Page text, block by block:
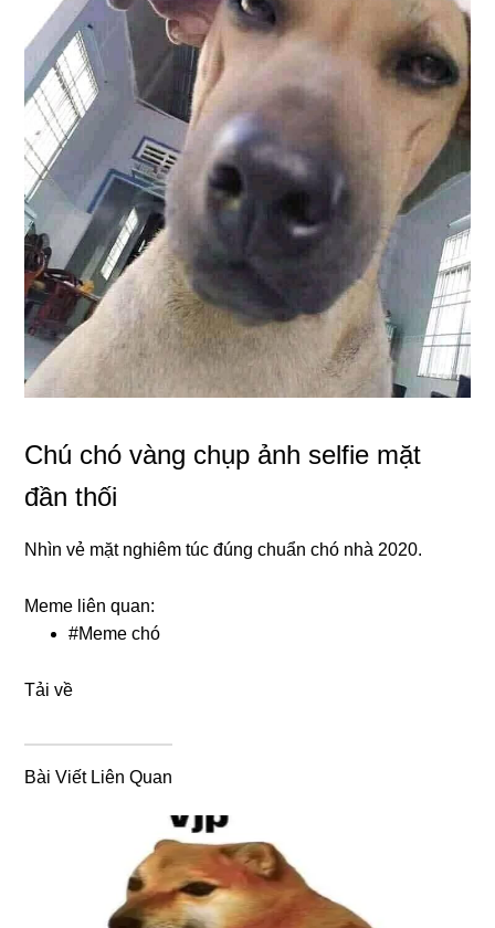
Chú chó vàng chụp ảnh selfie mặt
đần thối
Nhìn vẻ mặt nghiêm túc đúng chuẩn chó nhà 2020.
Meme liên quan:
#Meme chó
Tải về
Bài Viết Liên Quan